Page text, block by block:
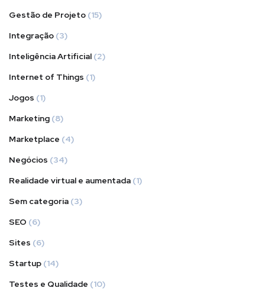
Gestão de Projeto (15)
Integração (3)
Inteligência Artificial (2)
Internet of Things (1)
Jogos (1)
Marketing (8)
Marketplace (4)
Negócios (34)
Realidade virtual e aumentada (1)
Sem categoria (3)
SEO (6)
Sites (6)
Startup (14)
Testes e Qualidade (10)